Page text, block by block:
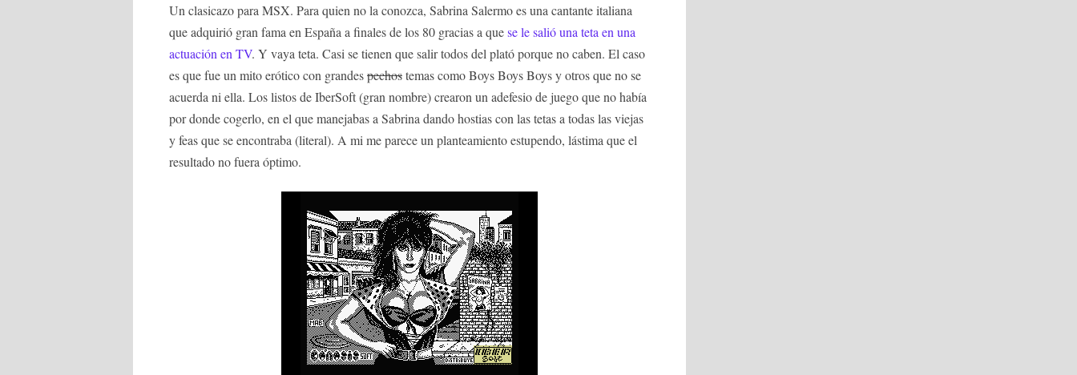
Un clasicazo para MSX. Para quien no la conozca, Sabrina Salermo es una cantante italiana
que adquirió gran fama en España a finales de los 80 gracias a quese le salió una teta en una
actuación en TV. Y vaya teta. Casi se tienen que salir todos del plató porque no caben. El caso
es que fue un mito erótico con grandespechostemas como Boys Boys Boys y otros que no se
acuerda ni ella. Los listos de IberSoft (gran nombre) crearon un adefesio de juego que no había
por donde cogerlo, en el que manejabas a Sabrina dando hostias con las tetas a todas las viejas
y feas que se encontraba (literal). A mi me parece un planteamiento estupendo, lástima que el
resultado no fuera óptimo.